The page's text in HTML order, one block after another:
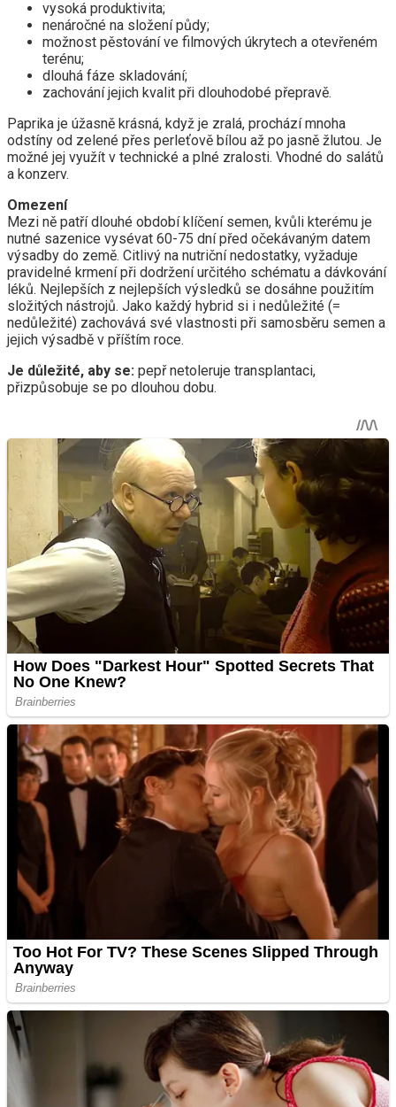
vysoká produktivita;
nenáročné na složení půdy;
možnost pěstování ve filmových úkrytech a otevřeném
terénu;
dlouhá fáze skladování;
zachování jejich kvalit při dlouhodobé přepravě.
Paprika je úžasně krásná, když je zralá, prochází mnoha
odstíny od zelené přes perleťově bílou až po jasně žlutou. Je
možné jej využít v technické a plné zralosti. Vhodné do salátů
a konzerv.
Omezení
Mezi ně patří dlouhé období klíčení semen, kvůli kterému je
nutné sazenice vysévat 60-75 dní před očekávaným datem
výsadby do země. Citlivý na nutriční nedostatky, vyžaduje
pravidelné krmení při dodržení určitého schématu a dávkování
léků. Nejlepších z nejlepších výsledků se dosáhne použitím
složitých nástrojů. Jako každý hybrid si i nedůležité (=
nedůležité) zachovává své vlastnosti při samosběru semen a
jejich výsadbě v příštím roce.
Je důležité, aby se: pepř netoleruje transplantaci,
přizpůsobuje se po dlouhou dobu.